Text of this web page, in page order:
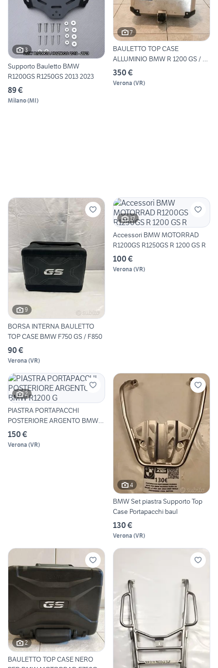
3
Supporto Bauletto BMW
R1200GS R1250GS 2013 2023
89 €
Milano(MI)
7
BAULETTO TOP CASE
ALLUMINIO BMW R 1200 GS / R
1200
350 €
Verona (VR)
9
BORSA INTERNA BAULETTO
TOP CASE BMW F750 GS / F850
90 €
Verona (VR)
17
Accessori BMW MOTORRAD
R1200GS R1250GS R 1200 GS R
100 €
Verona (VR)
2
PIASTRA PORTAPACCHI
POSTERIORE ARGENTO BMW
R1200 G
150 €
Verona (VR)
4
BMW Set piastra Supporto Top
Case Portapacchi baul
130 €
Verona (VR)
2
BAULETTO TOP CASE NERO